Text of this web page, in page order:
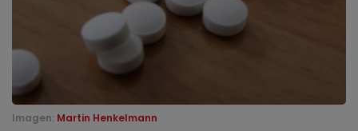
Imagen: Martin Henkelmann